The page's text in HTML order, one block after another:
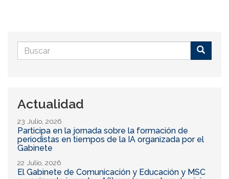
Formulario
de
Actualidad
23 Julio, 2026
Participa en la jornada sobre la formación de
periodistas en tiempos de la IA organizada por el
Gabinete
22 Julio, 2026
El Gabinete de Comunicación y Educación y MSC